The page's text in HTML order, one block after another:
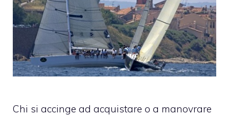
Chi si accinge ad acquistare o a manovrare